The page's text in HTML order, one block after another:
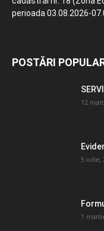
perioada 03.08.2026-
POSTĂRI
12
5 iulie,
1